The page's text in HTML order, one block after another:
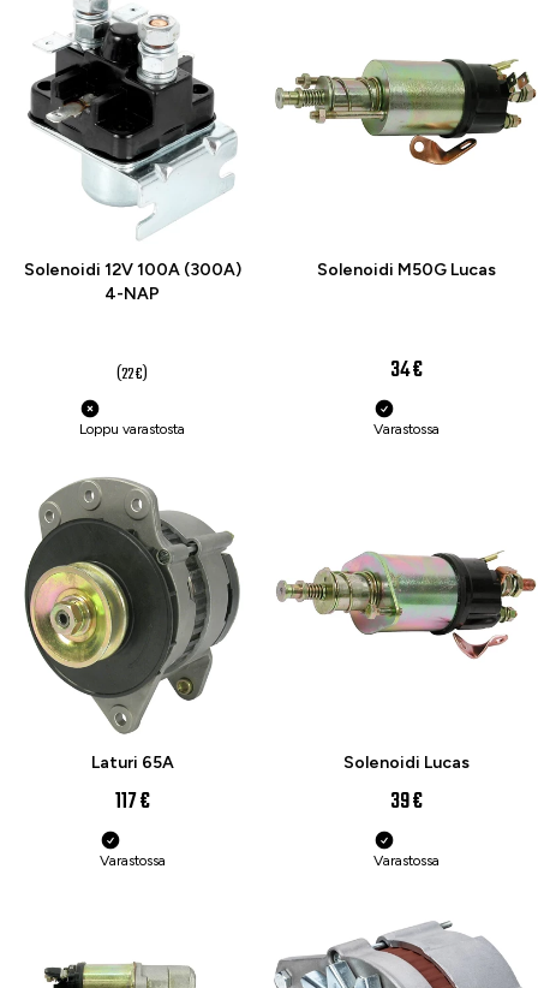
Solenoidi 12V 100A (300A)
4-NAP
(22 €)
Loppu varastosta
Solenoidi M50G Lucas
34 €
Varastossa
Laturi 65A
117 €
Varastossa
Solenoidi Lucas
39 €
Varastossa